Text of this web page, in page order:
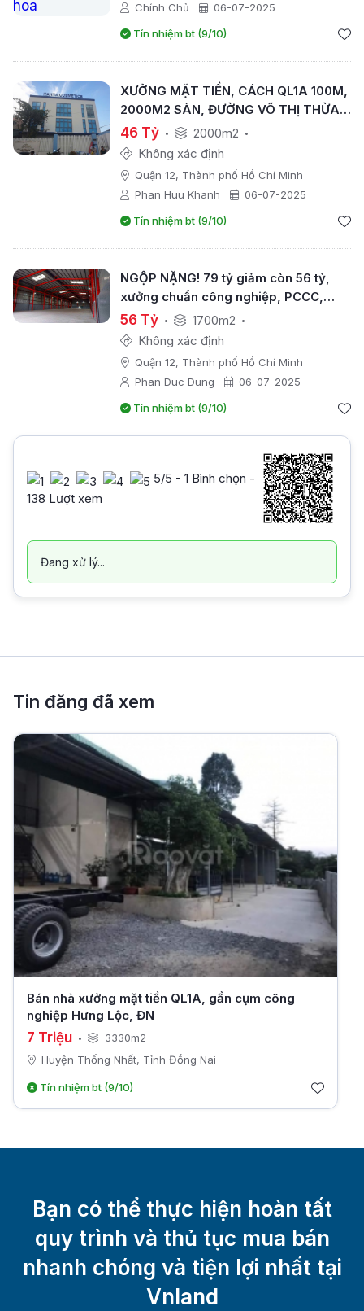
Chính Chủ
06-07-2025
Tín nhiệm bt (9/10)
XƯỞNG MẶT TIỀN, CÁCH QL1A 100M,
2000M2 SÀN, ĐƯỜNG VÕ THỊ THỪA
QUẬN 12
46 Tỷ
2000m2
Không xác định
Quận 12, Thành phố Hồ Chí Minh
Phan Huu Khanh
06-07-2025
Tín nhiệm bt (9/10)
NGỘP NẶNG! 79 tỷ giảm còn 56 tỷ,
xưởng chuẩn công nghiệp, PCCC,
ngay QL1A
56 Tỷ
1700m2
Không xác định
Quận 12, Thành phố Hồ Chí Minh
Phan Duc Dung
06-07-2025
Tín nhiệm bt (9/10)
5/5 - 1 Bình chọn -
138 Lượt xem
Đang xử lý...
Tin đăng đã xem
Bán nhà xưởng mặt tiền QL1A, gần cụm công
nghiệp Hưng Lộc, ĐN
7 Triệu
3330m2
Huyện Thống Nhất, Tỉnh Đồng Nai
Tín nhiệm bt (9/10)
Bạn có thể thực hiện hoàn tất
quy trình và thủ tục mua bán
nhanh chóng và tiện lợi nhất tại
Vnland